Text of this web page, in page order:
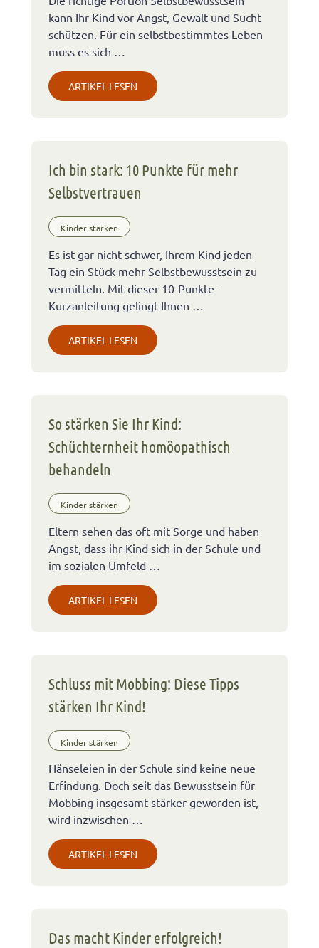
kann Ihr Kind vor Angst, Gewalt und Sucht
schützen. Für ein selbstbestimmtes Leben
muss es sich …
ARTIKEL LESEN
Ich bin stark: 10 Punkte für mehr
Selbstvertrauen
Kinder stärken
Es ist gar nicht schwer, Ihrem Kind jeden
Tag ein Stück mehr Selbstbewusstsein zu
vermitteln. Mit dieser 10-Punkte-
Kurzanleitung gelingt Ihnen …
ARTIKEL LESEN
So stärken Sie Ihr Kind:
Schüchternheit homöopathisch
behandeln
Kinder stärken
Eltern sehen das oft mit Sorge und haben
Angst, dass ihr Kind sich in der Schule und
im sozialen Umfeld …
ARTIKEL LESEN
Schluss mit Mobbing: Diese Tipps
stärken Ihr Kind!
Kinder stärken
Hänseleien in der Schule sind keine neue
Erfindung. Doch seit das Bewusstsein für
Mobbing insgesamt stärker geworden ist,
wird inzwischen …
ARTIKEL LESEN
Das macht Kinder erfolgreich!